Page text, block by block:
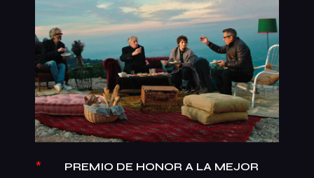
*
PREMIO DE HONOR A LA MEJOR